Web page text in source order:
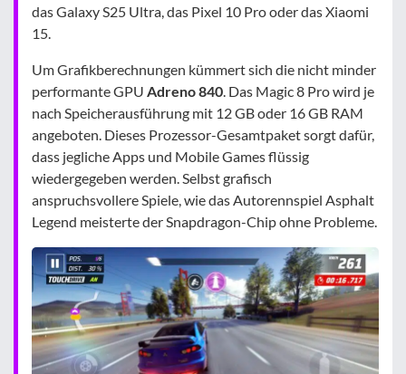
das Galaxy S25 Ultra, das Pixel 10 Pro oder das Xiaomi
15.
Um Grafikberechnungen kümmert sich die nicht minder
performante GPU Adreno 840. Das Magic 8 Pro wird je
nach Speicherausführung mit 12 GB oder 16 GB RAM
angeboten. Dieses Prozessor-Gesamtpaket sorgt dafür,
dass jegliche Apps und Mobile Games flüssig
wiedergegeben werden. Selbst grafisch
anspruchsvollere Spiele, wie das Autorennspiel Asphalt
Legend meisterte der Snapdragon-Chip ohne Probleme.